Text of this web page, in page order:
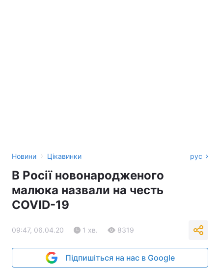
Новини › Цікавинки рус
В Росії новонародженого
малюка назвали на честь
COVID-19
09:47, 06.04.20 1 хв. 8319
Підпишіться на нас в Google